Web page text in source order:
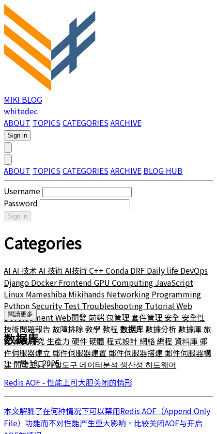
MIKI BLOG
whitedec
ABOUT TOPICSCATEGORIESARCHIVE
Sign in
ABOUT TOPICSCATEGORIESARCHIVE BLOG HUB
Username
Password
Sign in
Categories
AI AI 技术AI 技術 AI技術 C++ Conda DRF Daily life DevOps
Django DockerFrontend GPU Computing JavaScript
Linux Mameshiba Mikihands Networking Programming
PythonSecurity Test Troubleshooting Tutorial Web
DevelopmentWeb開發前端包管理套件管理 安全 安全性
技術問題報告 故障排除教學 教程 数据库數據分析數據庫旅
行案例研究 生產力 硬件硬體 程式設計網絡編程 資料庫 郵
件伺服器建立 郵件伺服器建置 郵件伺服器搭建 郵件伺服器構
建開發工具개발도구 데이터분석 생산성 하드웨어
閱讀更多
数据库
十一月 18, 2025
Redis AOF - 性能上可大胆关闭的情形
本文解释了在何种情况下可以禁用Redis AOF（Append Only
File）功能而不对性能产生重大影响。比较关闭AOF与开启